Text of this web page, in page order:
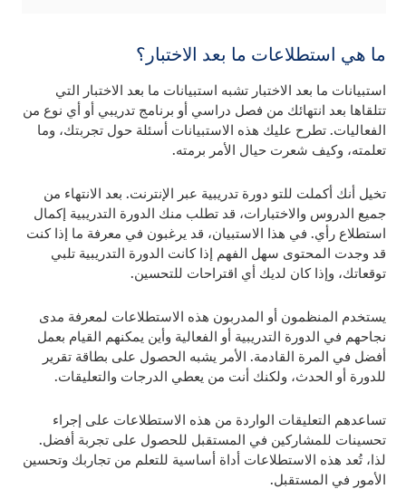
ما هي استطلاعات ما بعد الاختبار؟
استبيانات ما بعد الاختبار تشبه استبيانات ما بعد الاختبار التي
تتلقاها بعد انتهائك من فصل دراسي أو برنامج تدريبي أو أي نوع من
الفعاليات. تطرح عليك هذه الاستبيانات أسئلة حول تجربتك، وما
تعلمته، وكيف شعرت حيال الأمر برمته.
تخيل أنك أكملت للتو دورة تدريبية عبر الإنترنت. بعد الانتهاء من
جميع الدروس والاختبارات، قد تطلب منك الدورة التدريبية إكمال
استطلاع رأي. في هذا الاستبيان، قد يرغبون في معرفة ما إذا كنت
قد وجدت المحتوى سهل الفهم إذا كانت الدورة التدريبية تلبي
توقعاتك، وإذا كان لديك أي اقتراحات للتحسين.
يستخدم المنظمون أو المدربون هذه الاستطلاعات لمعرفة مدى
نجاحهم في الدورة التدريبية أو الفعالية وأين يمكنهم القيام بعمل
أفضل في المرة القادمة. الأمر يشبه الحصول على بطاقة تقرير
للدورة أو الحدث، ولكنك أنت من يعطي الدرجات والتعليقات.
تساعدهم التعليقات الواردة من هذه الاستطلاعات على إجراء
تحسينات للمشاركين في المستقبل للحصول على تجربة أفضل.
لذا، تُعد هذه الاستطلاعات أداة أساسية للتعلم من تجاربك وتحسين
الأمور في المستقبل.